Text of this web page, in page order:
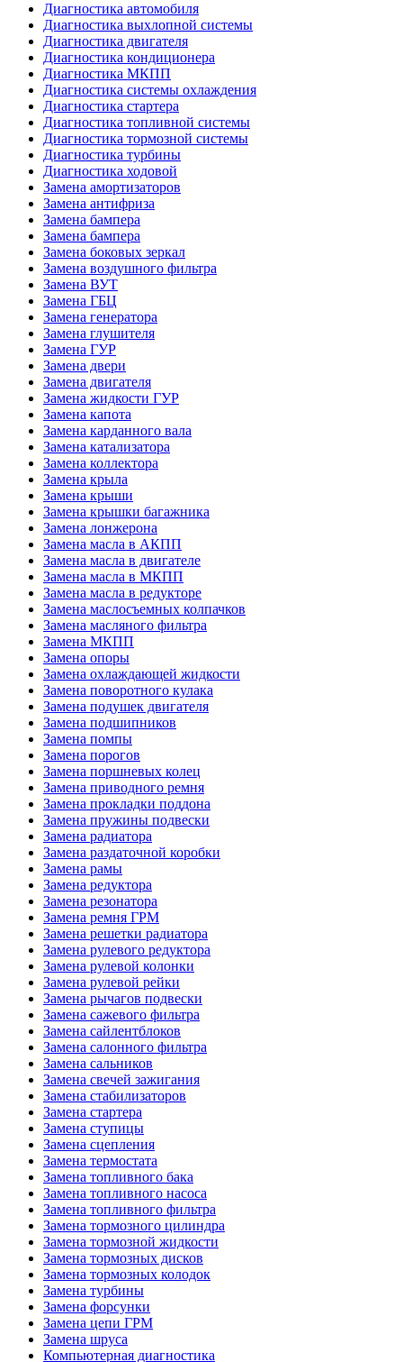
Диагностика автомобиля
Диагностика выхлопной системы
Диагностика двигателя
Диагностика кондиционера
Диагностика МКПП
Диагностика системы охлаждения
Диагностика стартера
Диагностика топливной системы
Диагностика тормозной системы
Диагностика турбины
Диагностика ходовой
Замена амортизаторов
Замена антифриза
Замена бампера
Замена бампера
Замена боковых зеркал
Замена воздушного фильтра
Замена ВУТ
Замена ГБЦ
Замена генератора
Замена глушителя
Замена ГУР
Замена двери
Замена двигателя
Замена жидкости ГУР
Замена капота
Замена карданного вала
Замена катализатора
Замена коллектора
Замена крыла
Замена крыши
Замена крышки багажника
Замена лонжерона
Замена масла в АКПП
Замена масла в двигателе
Замена масла в МКПП
Замена масла в редукторе
Замена маслосъемных колпачков
Замена масляного фильтра
Замена МКПП
Замена опоры
Замена охлаждающей жидкости
Замена поворотного кулака
Замена подушек двигателя
Замена подшипников
Замена помпы
Замена порогов
Замена поршневых колец
Замена приводного ремня
Замена прокладки поддона
Замена пружины подвески
Замена радиатора
Замена раздаточной коробки
Замена рамы
Замена редуктора
Замена резонатора
Замена ремня ГРМ
Замена решетки радиатора
Замена рулевого редуктора
Замена рулевой колонки
Замена рулевой рейки
Замена рычагов подвески
Замена сажевого фильтра
Замена сайлентблоков
Замена салонного фильтра
Замена сальников
Замена свечей зажигания
Замена стабилизаторов
Замена стартера
Замена ступицы
Замена сцепления
Замена термостата
Замена топливного бака
Замена топливного насоса
Замена топливного фильтра
Замена тормозного цилиндра
Замена тормозной жидкости
Замена тормозных дисков
Замена тормозных колодок
Замена турбины
Замена форсунки
Замена цепи ГРМ
Замена шруса
Компьютерная диагностика